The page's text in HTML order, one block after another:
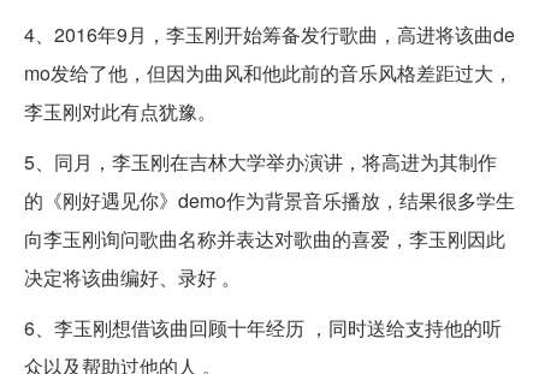
4、2016年9月，李玉刚开始筹备发行歌曲，高进将该曲de
mo发给了他，但因为曲风和他此前的音乐风格差距过大，
李玉刚对此有点犹豫。
5、同月，李玉刚在吉林大学举办演讲，将高进为其制作
的《刚好遇见你》demo作为背景音乐播放，结果很多学生
向李玉刚询问歌曲名称并表达对歌曲的喜爱，李玉刚因此
决定将该曲编好、录好 。
6、李玉刚想借该曲回顾十年经历 ，同时送给支持他的听
众以及帮助过他的人 。